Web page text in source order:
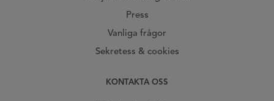
Press
Vanliga frågor
Sekretess & cookies
KONTAKTA OSS